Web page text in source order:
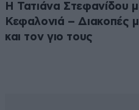
Η Τατιάνα Στεφανίδου
Κεφαλονιά – Διακοπές
και τον γιο τους